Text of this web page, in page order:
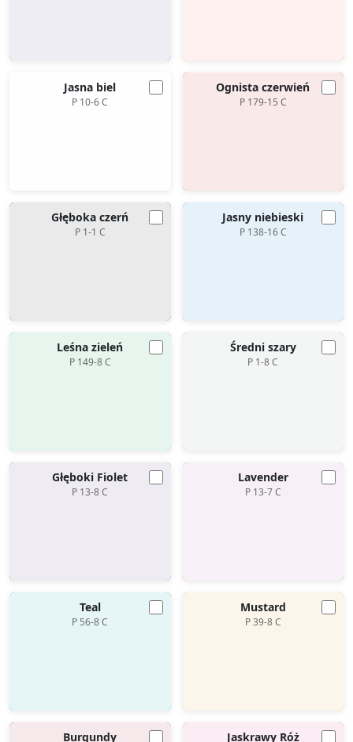
Jasna biel
P 10-6 C
Ognista czerwień
P 179-15 C
Głęboka czerń
P 1-1 C
Jasny niebieski
P 138-16 C
Leśna zieleń
P 149-8 C
Średni szary
P 1-8 C
Głęboki Fiolet
P 13-8 C
Lavender
P 13-7 C
Teal
P 56-8 C
Mustard
P 39-8 C
Burgundy Jaskrawy Róż